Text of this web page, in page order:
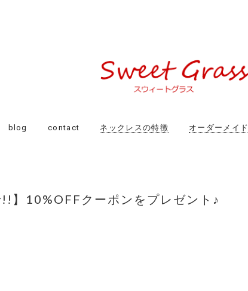
blog contact ネックレスの特徴 オーダーメイド
】10%OFFクーポンをプレゼント♪